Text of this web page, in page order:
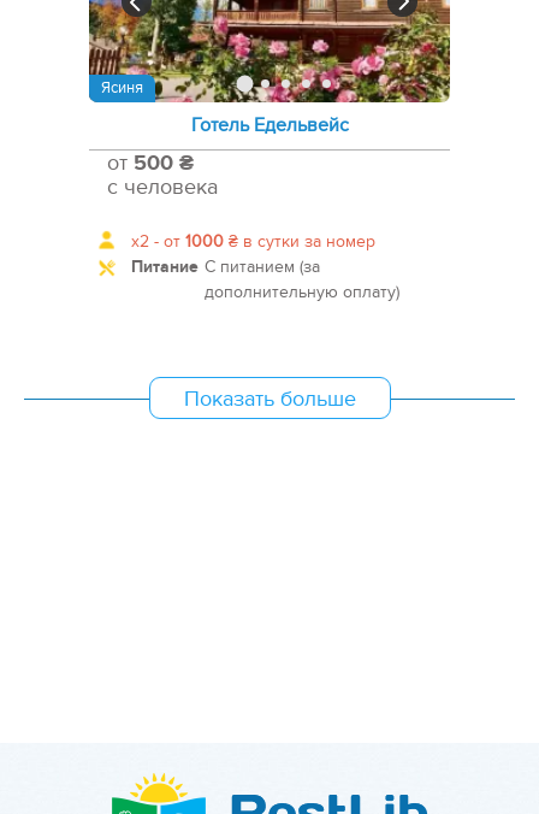
Ясиня
Готель Едельвейс
от 500 ₴
с человека
x2 - от 1000 ₴ в сутки за номер
Питание С питанием (за
дополнительную оплату)
Показать больше